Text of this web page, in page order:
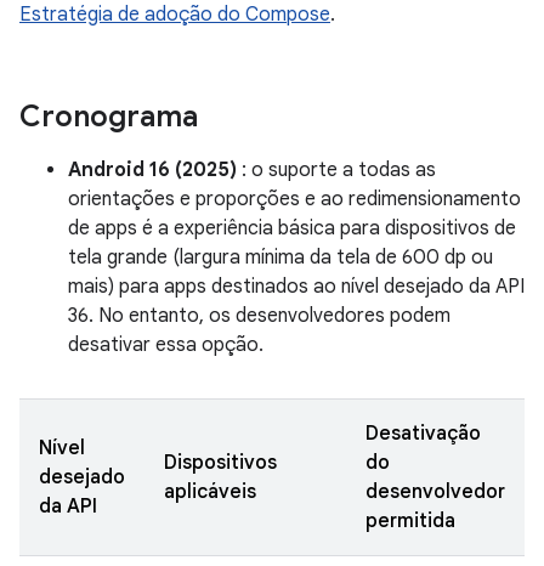
Estratégia de adoção do Compose.
Cronograma
Android 16 (2025) : o suporte a todas as
orientações e proporções e ao redimensionamento
de apps é a experiência básica para dispositivos de
tela grande (largura mínima da tela de 600 dp ou
mais) para apps destinados ao nível desejado da API
36. No entanto, os desenvolvedores podem
desativar essa opção.
Nível
desejado
da API
Dispositivos
aplicáveis
Desativação
do
desenvolvedor
permitida